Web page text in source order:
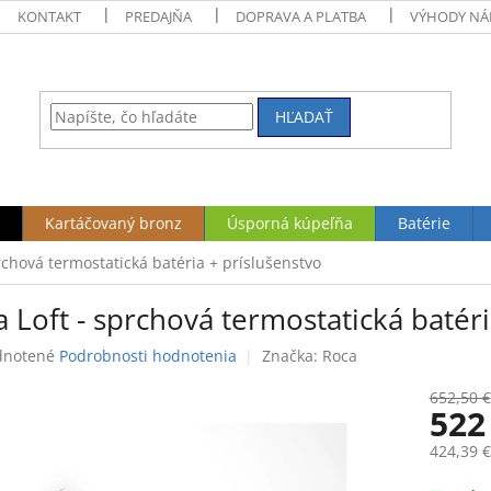
KONTAKT PREDAJŇA DOPRAVA A PLATBA VÝHODY
HĽADAŤ
Kartáčovaný bronz Úsporná kúpeľňa Batérie
termostatická batéria + príslušenstvo
Loft - sprchová termostatická
Podrobnosti hodnotenia Značka: Roca
652,50 €
424,39